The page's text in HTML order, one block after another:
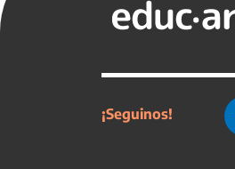
¡Seguinos!